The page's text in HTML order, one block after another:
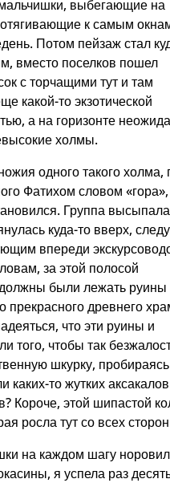
выбегающие на
к самым
Потом пейзаж стал
вместо поселков пошел
с торчащими тут и там
какой-то экзотической
а на горизонте
холмы.
одного такого холма,
Фатихом словом
Группа
куда-то вверх,
впереди
за этой полосой
были лежать руины
прекрасного древнего
что эти руины и
того, чтобы так
шкурку, пробираясь
каких-то жутких
Короче, этой шипастой
росла тут со всех
на каждом шагу
я успела раз